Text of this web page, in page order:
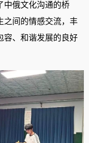
中俄文化沟通的桥
之间的情感交流，丰
容、和谐发展的良好